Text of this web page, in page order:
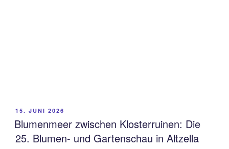
VERÖFFENTLICHT
AM
15. JUNI 2026
Blumenmeer zwischen Klosterruinen: Die
25. Blumen- und Gartenschau in Altzella